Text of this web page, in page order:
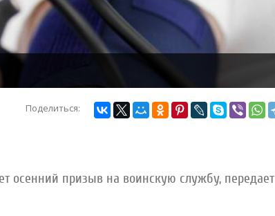
Поделиться:
осенний призыв на воинскую службу, передает